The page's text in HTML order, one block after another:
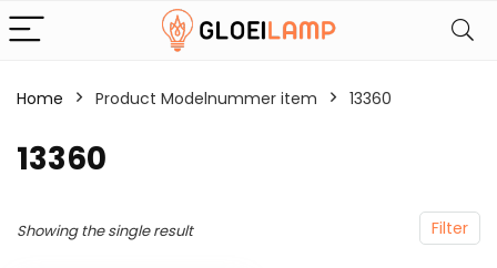
Home Product Modelnummer item ‎13360
‎13360
Filter
Showing the single result